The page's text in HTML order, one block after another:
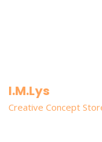
I.M.Lys
Creative Concept